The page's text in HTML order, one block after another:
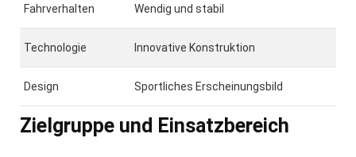
Fahrverhalten Wendig und stabil
Technologie Innovative Konstruktion
Design Sportliches Erscheinungsbild
Zielgruppe und Einsatzbereich